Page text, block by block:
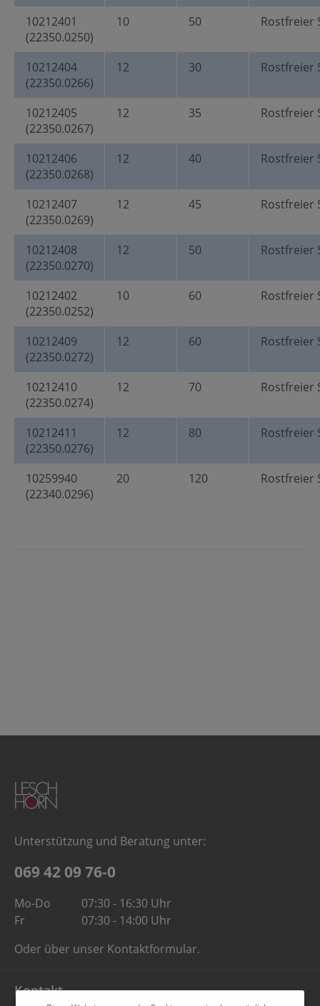
10212401
(22350.0250)
10 50 Rostfreier
10212404
(22350.0266)
12 30 Rostfreier
10212405
(22350.0267)
12 35 Rostfreier
10212406
(22350.0268)
12 40 Rostfreier
10212407
(22350.0269)
12 45 Rostfreier
10212408
(22350.0270)
12 50 Rostfreier
10212402
(22350.0252)
10 60 Rostfreier
10212409
(22350.0272)
12 60 Rostfreier
10212410
(22350.0274)
12 70 Rostfreier
10212411
(22350.0276)
12 80 Rostfreier
10259940
(22340.0296)
20 120 Rostfreier
Unterstützung und Beratung unter:
069 42 09 76-0
Mo-Do
07:30 - 16:30 Uhr
Fr
07:30 - 14:00 Uhr
Oder über unser Kontaktformular.
Kontakt